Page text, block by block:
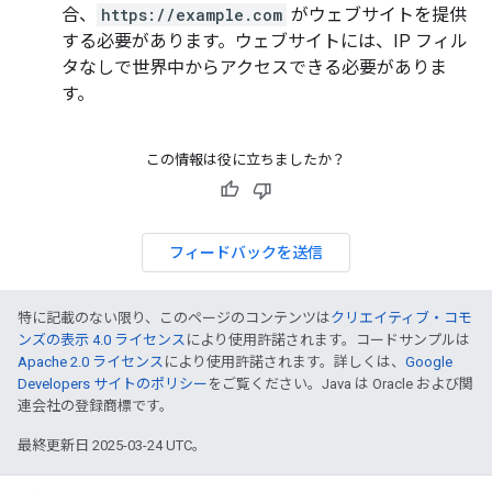
合、
https://example.com がウェブサイトを提供
する必要があります。ウェブサイトには、IP フィル
タなしで世界中からアクセスできる必要がありま
す。
この情報は役に立ちましたか？
フィードバックを送信
特に記載のない限り、このページのコンテンツはクリエイティブ・コモ
ンズの表示 4.0 ライセンス により使用許諾されます。コードサンプルは
Apache 2.0 ライセンス により使用許諾されます。詳しくは、 Google
Developers サイトのポリシー をご覧ください。Java は Oracle および関
連会社の登録商標です。
最終更新日 2025-03-24 UTC。